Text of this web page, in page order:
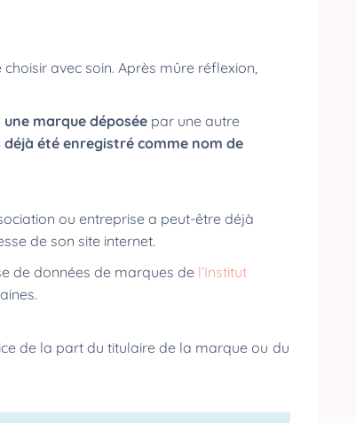
avec soin. Après mûre réflexion,
marque déposéepar une autre
déjà été enregistré comme nom de
ou entreprise a peut-être déjà
de son site internet.
de données de marques de l’Institut
de la part du titulaire de la marque ou du